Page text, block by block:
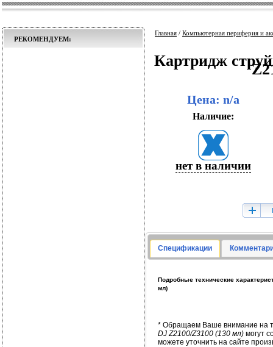
РЕКОМЕНДУЕМ:
Главная / Компьютерная периферия и
Картридж
Цена: n/a
Наличие:
нет в наличии
Спецификации
Подробные технические
мл)
* Обращаем Ваше внимание на
DJ Z2100/Z3100 (130 мл) могут
можете уточнить на сайте